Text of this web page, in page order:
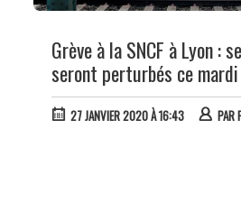
Grève à la SNCF à Lyon :
seront perturbés ce mardi
27 JANVIER 2020 À 16:43 PAR